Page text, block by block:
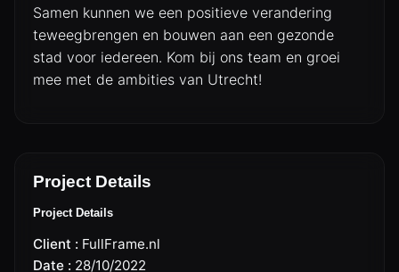
Samen kunnen we een positieve verandering
teweegbrengen en bouwen aan een gezonde
stad voor iedereen. Kom bij ons team en groei
mee met de ambities van Utrecht!
Project Details
Project Details
Client : FullFrame.nl
Date : 28/10/2022